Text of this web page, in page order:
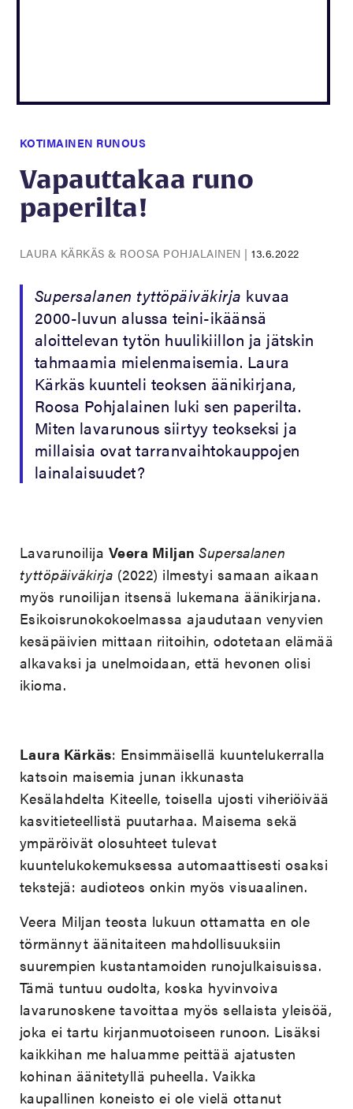
KOTIMAINEN RUNOUS
Vapauttakaa runo
paperilta!
LAURA KÄRKÄS & ROOSA POHJALAINEN |13.6.2022
Supersalanen tyttöpäiväkirja kuvaa
2000-luvun alussa teini-ikäänsä
aloittelevan tytön huulikiillon ja jätskin
tahmaamia mielenmaisemia. Laura
Kärkäs kuunteli teoksen äänikirjana,
Roosa Pohjalainen luki sen paperilta.
Miten lavarunous siirtyy teokseksi ja
millaisia ovat tarranvaihtokauppojen
lainalaisuudet?
Lavarunoilija Veera MiljanSupersalanen
tyttöpäiväkirja (2022) ilmestyi samaan aikaan
myös runoilijan itsensä lukemana äänikirjana.
Esikoisrunokokoelmassa ajaudutaan venyvien
kesäpäivien mittaan riitoihin, odotetaan elämää
alkavaksi ja unelmoidaan, että hevonen olisi
ikioma.
Laura Kärkäs: Ensimmäisellä kuuntelukerralla
katsoin maisemia junan ikkunasta
Kesälahdelta Kiteelle, toisella ujosti viheriöivää
kasvitieteellistä puutarhaa. Maisema sekä
ympäröivät olosuhteet tulevat
kuuntelukokemuksessa automaattisesti osaksi
tekstejä: audioteos onkin myös visuaalinen.
Veera Miljan teosta lukuun ottamatta en ole
törmännyt äänitaiteen mahdollisuuksiin
suurempien kustantamoiden runojulkaisuissa.
Tämä tuntuu oudolta, koska hyvinvoiva
lavarunoskene tavoittaa myös sellaista yleisöä,
joka ei tartu kirjanmuotoiseen runoon. Lisäksi
kaikkihan me haluamme peittää ajatusten
kohinan äänitetyllä puheella. Vaikka
kaupallinen koneisto ei ole vielä ottanut